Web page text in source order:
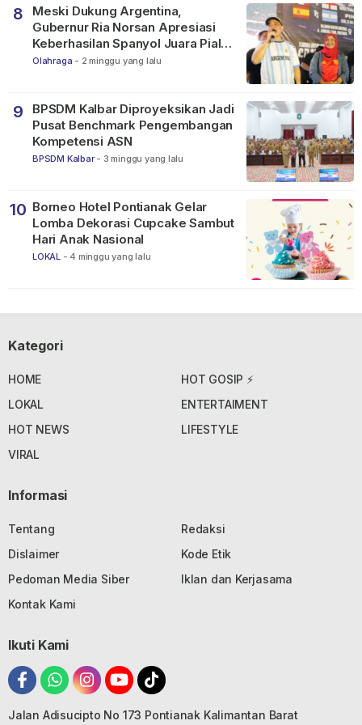
8
Meski Dukung Argentina,
Gubernur Ria Norsan Apresiasi
Keberhasilan Spanyol Juara Piala
Dunia FIFA 2026
Olahraga - 2 minggu yang lalu
9
BPSDM Kalbar Diproyeksikan Jadi
Pusat Benchmark Pengembangan
Kompetensi ASN
BPSDM Kalbar - 3 minggu yang lalu
10 Borneo Hotel Pontianak Gelar
Lomba Dekorasi Cupcake Sambut
Hari Anak Nasional
LOKAL - 4 minggu yang lalu
Kategori
HOME
HOT GOSIP ⚡
LOKAL
ENTERTAIMENT
HOT NEWS
LIFESTYLE
VIRAL
Informasi
Tentang
Redaksi
Dislaimer
Kode Etik
Pedoman Media Siber
Iklan dan Kerjasama
Kontak Kami
Ikuti Kami
Jalan Adisucipto No 173 Pontianak Kalimantan Barat